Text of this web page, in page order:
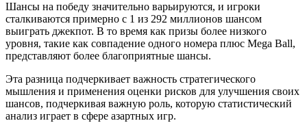
Шансы на победу значительно варьируются, и игроки
сталкиваются примерно с 1 из 292 миллионов шансом
выиграть джекпот. В то время как призы более низкого
уровня, такие как совпадение одного номера плюс Mega Ball,
представляют более благоприятные шансы.
Эта разница подчеркивает важность стратегического
мышления и применения оценки рисков для улучшения своих
шансов, подчеркивая важную роль, которую статистический
анализ играет в сфере азартных игр.